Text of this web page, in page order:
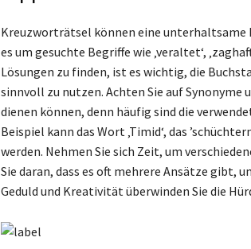
Kreuzworträtsel können eine unterhaltsame
es um gesuchte Begriffe wie ‚veraltet‘,
Lösungen zu finden, ist es wichtig, die
sinnvoll zu nutzen. Achten Sie auf
dienen können, denn häufig sind die
Beispiel kann das Wort ‚Timid‘, das
werden. Nehmen Sie sich Zeit, um
Sie daran, dass es oft mehrere Ansätze gibt,
Geduld und Kreativität überwinden Sie die